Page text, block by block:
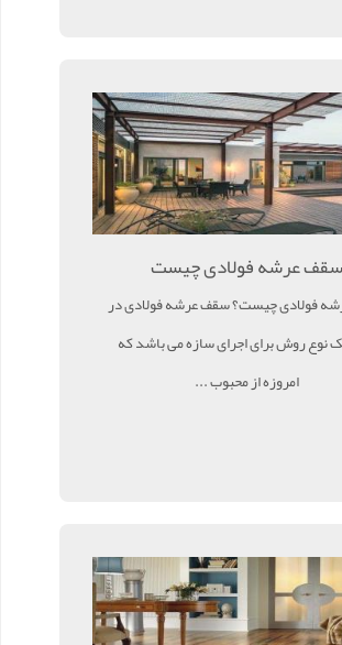
سقف عرشه فولادی چیست
فولادی چیست؟ سقف عرشه فولادی در
نوع روش برای اجرای سازه می باشد که
امروزه از محبوب ...